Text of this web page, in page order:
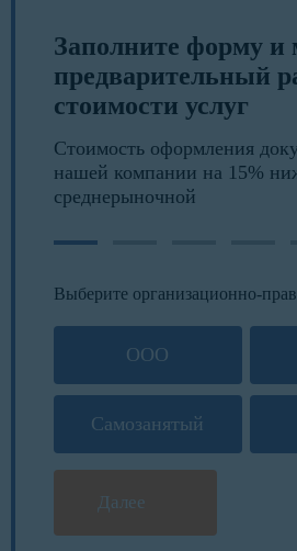
Заполните форму и
предварительный
стоимости услуг
Стоимость оформления
нашей компании на 15%
среднерыночной
Выберите организационно-
ООО
Самозанятый
Далее